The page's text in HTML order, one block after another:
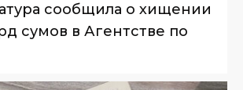
сообщила о хищении
сумов в Агентстве по